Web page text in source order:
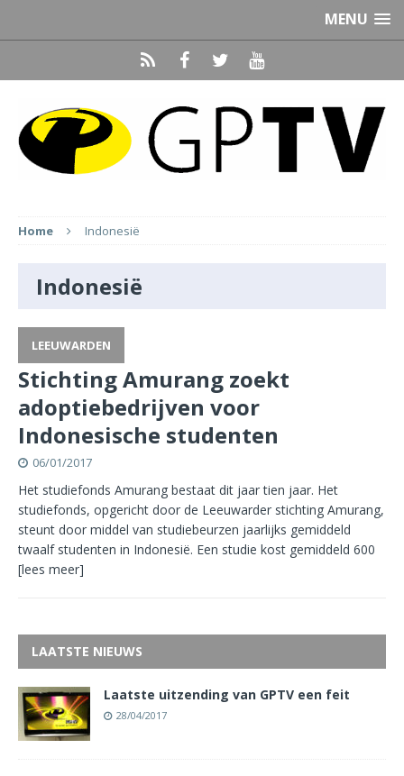
MENU
Home Indonesië
Indonesië
LEEUWARDEN
Stichting Amurang zoekt
adoptiebedrijven voor
Indonesische studenten
06/01/2017
Het studiefonds Amurang bestaat dit jaar tien jaar. Het
studiefonds, opgericht door de Leeuwarder stichting Amurang,
steunt door middel van studiebeurzen jaarlijks gemiddeld
twaalf studenten in Indonesië. Een studie kost gemiddeld 600
[lees meer]
LAATSTE NIEUWS
Laatste uitzending van GPTV een feit
28/04/2017